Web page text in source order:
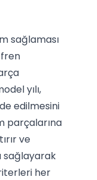
sağlaması
yılı,
edilmesini
parçalarına
ve
sağlayarak
her